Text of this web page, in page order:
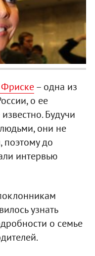
– одна из
о ее
Будучи
они не
поэтому до
интервью
узнать
о семье